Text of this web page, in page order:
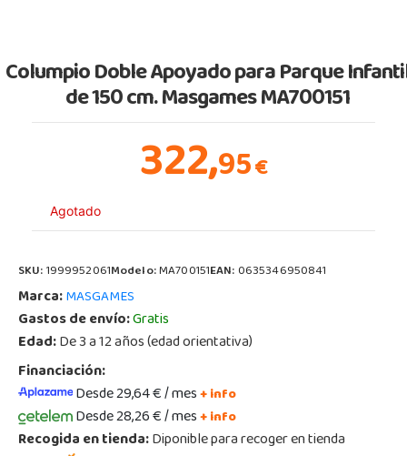
Columpio Doble Apoyado para Parque
de 150 cm. Masgames MA700151
322,95€
Agotado
SKU:1999952061Modelo:MA700151EAN:0635346950841
Marca:MASGAMES
Gastos de envío:Gratis
Edad:De 3 a 12 años (edad orientativa)
Financiación:
Desde 29,64 € / mes+ info
Desde 28,26 € / mes+ info
Recogida en tienda:Diponible para recoger en tienda